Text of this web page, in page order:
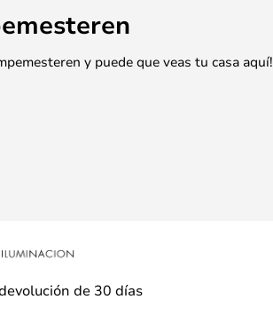
y puede que veas tu casa aquí!
de 30 días